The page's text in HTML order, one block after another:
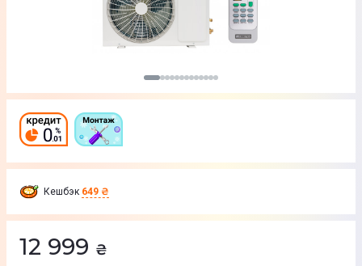
Кешбэк 649 ₴
12 999 ₴